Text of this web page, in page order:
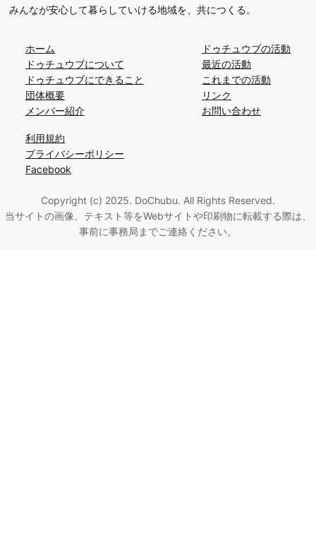
みんなが安心して暮らしていける地域を、共につくる。
ホーム
ドゥチュウブについて
ドゥチュウブにできること
団体概要
メンバー紹介
ドゥチュウブの活動
最近の活動
これまでの活動
リンク
お問い合わせ
利用規約
プライバシーポリシー
Facebook
Copyright (c) 2025. DoChubu. All Rights Reserved.
当サイトの画像、テキスト等をWebサイトや印刷物に転載する際は、
事前に事務局までご連絡ください。